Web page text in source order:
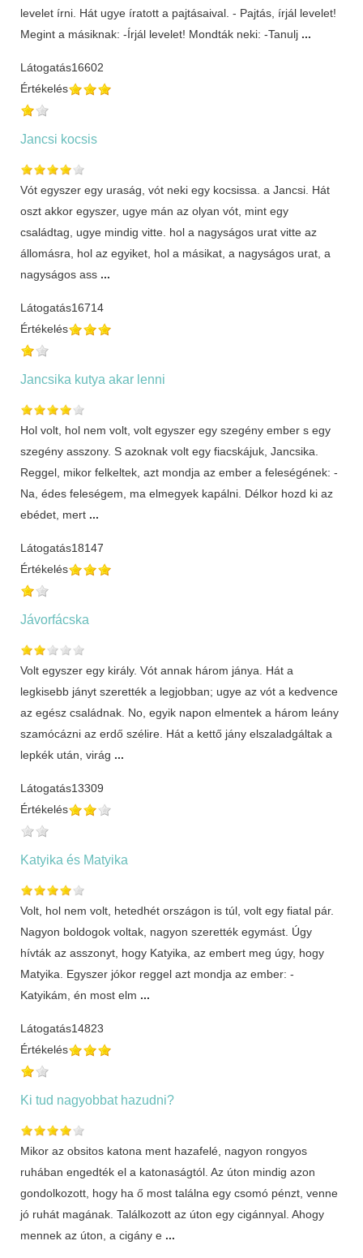
levelet írni. Hát ugye íratott a pajtásaival. - Pajtás, írjál levelet!
Megint a másiknak: -Írjál levelet! Mondták neki: -Tanulj ...
Látogatás16602
Értékelés
Jancsi kocsis
Vót egyszer egy uraság, vót neki egy kocsissa. a Jancsi. Hát
oszt akkor egyszer, ugye mán az olyan vót, mint egy
családtag, ugye mindig vitte. hol a nagyságos urat vitte az
állomásra, hol az egyiket, hol a másikat, a nagyságos urat, a
nagyságos ass ...
Látogatás16714
Értékelés
Jancsika kutya akar lenni
Hol volt, hol nem volt, volt egyszer egy szegény ember s egy
szegény asszony. S azoknak volt egy fiacskájuk, Jancsika.
Reggel, mikor felkeltek, azt mondja az ember a feleségének: -
Na, édes feleségem, ma elmegyek kapálni. Délkor hozd ki az
ebédet, mert ...
Látogatás18147
Értékelés
Jávorfácska
Volt egyszer egy király. Vót annak három jánya. Hát a
legkisebb jányt szerették a legjobban; ugye az vót a kedvence
az egész családnak. No, egyik napon elmentek a három leány
szamócázni az erdő szélire. Hát a kettő jány elszaladgáltak a
lepkék után, virág ...
Látogatás13309
Értékelés
Katyika és Matyika
Volt, hol nem volt, hetedhét országon is túl, volt egy fiatal pár.
Nagyon boldogok voltak, nagyon szerették egymást. Úgy
hívták az asszonyt, hogy Katyika, az embert meg úgy, hogy
Matyika. Egyszer jókor reggel azt mondja az ember: -
Katyikám, én most elm ...
Látogatás14823
Értékelés
Ki tud nagyobbat hazudni?
Mikor az obsitos katona ment hazafelé, nagyon rongyos
ruhában engedték el a katonaságtól. Az úton mindig azon
gondolkozott, hogy ha ő most találna egy csomó pénzt, venne
jó ruhát magának. Találkozott az úton egy cigánnyal. Ahogy
mennek az úton, a cigány e ...